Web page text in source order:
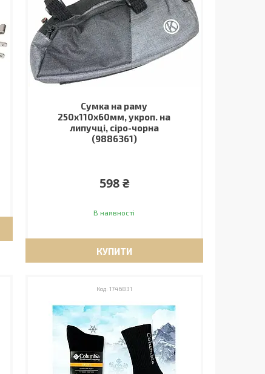
Сумка на раму
250х110х60мм, укроп. на
липучці, сіро-чорна
(9886361)
598 ₴
В наявності
КУПИТИ
1746831